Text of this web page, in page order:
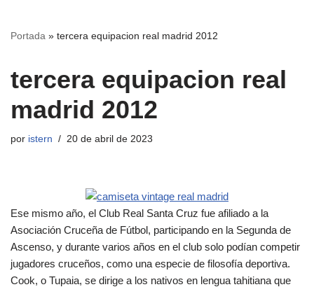
Portada » tercera equipacion real madrid 2012
tercera equipacion real
madrid 2012
por istern 20 de abril de 2023
Ese mismo año, el Club Real Santa Cruz fue afiliado a la
Asociación Cruceña de Fútbol, participando en la Segunda de
Ascenso, y durante varios años en el club solo podían competir
jugadores cruceños, como una especie de filosofía deportiva.
Cook, o Tupaia, se dirige a los nativos en lengua tahitiana que